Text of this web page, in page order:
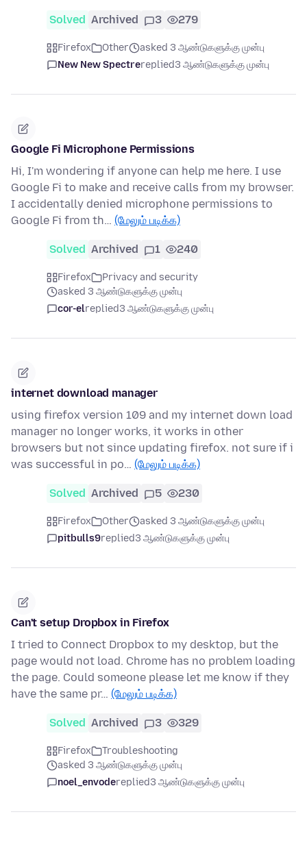
Solved Archived 3 279
Firefox Other
asked 3 ஆண்டுகளுக்கு முன்பு
New New Spectrereplied3 ஆண்டுகளுக்கு முன்பு
Google Fi Microphone Permissions
Hi, I'm wondering if anyone can help me here. I use
Google Fi to make and receive calls from my browser.
I accidentally denied microphone permissions to
Google Fi from th… (மேலும் படிக்க)
Solved Archived 1 240
Firefox
Privacy and security
asked 3 ஆண்டுகளுக்கு முன்பு
cor-elreplied3 ஆண்டுகளுக்கு முன்பு
internet download manager
using firefox version 109 and my internet down load
manager no longer works, it works in other
browsers but not since updating firefox. not sure if i
was successful in po… (மேலும் படிக்க)
Solved Archived 5 230
Firefox Other
asked 3 ஆண்டுகளுக்கு முன்பு
pitbulls9replied3 ஆண்டுகளுக்கு முன்பு
Can't setup Dropbox in Firefox
I tried to Connect Dropbox to my desktop, but the
page would not load. Chrome has no problem loading
the page. Could someone please let me know if they
have the same pr… (மேலும் படிக்க)
Solved Archived 3 329
Firefox
Troubleshooting
asked 3 ஆண்டுகளுக்கு முன்பு
noel_envodereplied3 ஆண்டுகளுக்கு முன்பு